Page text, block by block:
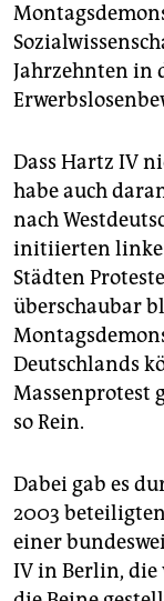
Jahrzehnten in
Dass Hartz IV
habe auch
nach
initiierten linke
Städten
überschaubar
Deutschlands
Massenprotest
so Rein.
Dabei gab es
2003
einer
IV in Berlin,